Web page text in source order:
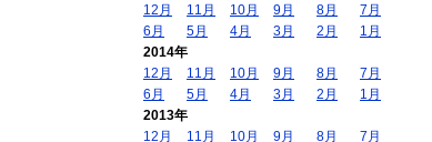
12月
11月 10月 9月 8月
7月
6月
5月 4月 3月 2月
1月
2014年
12月
11月 10月 9月 8月
7月
6月
5月 4月 3月 2月
1月
2013年
12月
11月 10月 9月 8月 7月